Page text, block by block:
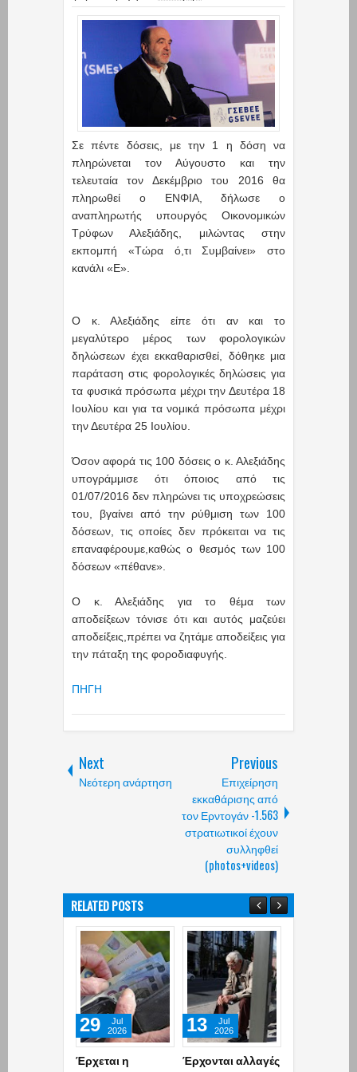
Σε πέντε δόσεις, με την 1 η δόση να
πληρώνεται τον Αύγουστο και την
τελευταία τον Δεκέμβριο του 2016 θα
πληρωθεί ο ΕΝΦΙΑ, δήλωσε ο
αναπληρωτής υπουργός Οικονομικών
Τρύφων Αλεξιάδης, μιλώντας στην
εκπομπή «Τώρα ό,τι Συμβαίνει» στο
κανάλι «Ε».
Ο κ. Αλεξιάδης είπε ότι αν και το
μεγαλύτερο μέρος των φορολογικών
δηλώσεων έχει εκκαθαρισθεί, δόθηκε μια
παράταση στις φορολογικές δηλώσεις για
τα φυσικά πρόσωπα μέχρι την Δευτέρα 18
Ιουλίου και για τα νομικά πρόσωπα μέχρι
την Δευτέρα 25 Ιουλίου.
Όσον αφορά τις 100 δόσεις ο κ. Αλεξιάδης
υπογράμμισε ότι όποιος από τις
01/07/2016 δεν πληρώνει τις υποχρεώσεις
του, βγαίνει από την ρύθμιση των 100
δόσεων, τις οποίες δεν πρόκειται να τις
επαναφέρουμε,καθώς ο θεσμός των 100
δόσεων «πέθανε».
Ο κ. Αλεξιάδης για το θέμα των
αποδείξεων τόνισε ότι και αυτός μαζεύει
αποδείξεις,πρέπει να ζητάμε αποδείξεις για
την πάταξη της φοροδιαφυγής.
ΠΗΓΗ
Next
Νεότερη ανάρτηση
Previous
Επιχείρηση
εκκαθάρισης από
τον Ερντογάν -1.563
στρατιωτικοί έχουν
συλληφθεί
(photos+videos)
RELATED POSTS
Έρχεται η
29
Jul
2026
Έρχονται αλλαγές
13
Jul
2026